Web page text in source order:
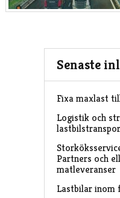
Senaste
Fixa maxlast
Logistik och
Partners och
matleveranser
Lastbilar inom